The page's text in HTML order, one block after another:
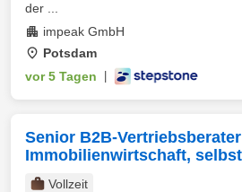
der ...
impeak GmbH
Potsdam
vor 5 Tagen
Senior B2B-
Immobilienwirtschaft,
Vollzeit